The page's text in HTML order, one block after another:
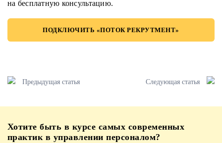
на бесплатную консультацию.
ПОДКЛЮЧИТЬ «ПОТОК РЕКРУТМЕНТ»
Предыдущая статья Следующая статья
Хотите быть в курсе самых современных
практик в управлении персоналом?